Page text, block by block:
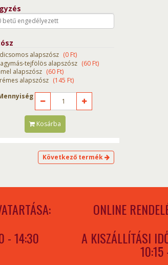
alapszósz (0 Ft)
tejfölös alapszósz (60 Ft)
alapszósz (60 Ft)
alapszósz (145 Ft)
Kosárba
Következő termék
- 14:30
ONLINE
A KISZÁLLÍTÁSI